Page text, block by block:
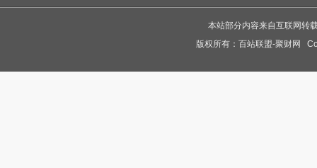
本站部分内容来自互联网转
版权所有： 百站联盟-聚财网